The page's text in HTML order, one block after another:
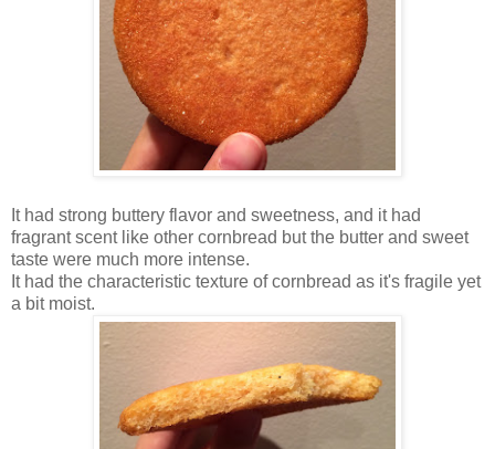
It had strong buttery flavor and sweetness, and it had
fragrant scent like other cornbread but the butter and sweet
taste were much more intense.
It had the characteristic texture of cornbread as it's fragile yet
a bit moist.